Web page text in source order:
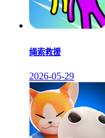
绳索救援
2026-05-29